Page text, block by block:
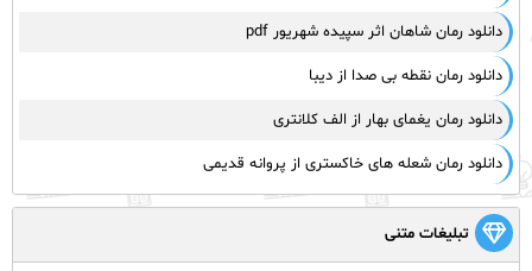
دانلود رمان شاهان اثر سپیده شهریور pdf
دانلود رمان نقطه بی صدا از دیبا
دانلود رمان یغمای بهار از الف کلانتری
دانلود رمان شعله های خاکستری از پروانه قدیمی
تبلیغات متنی